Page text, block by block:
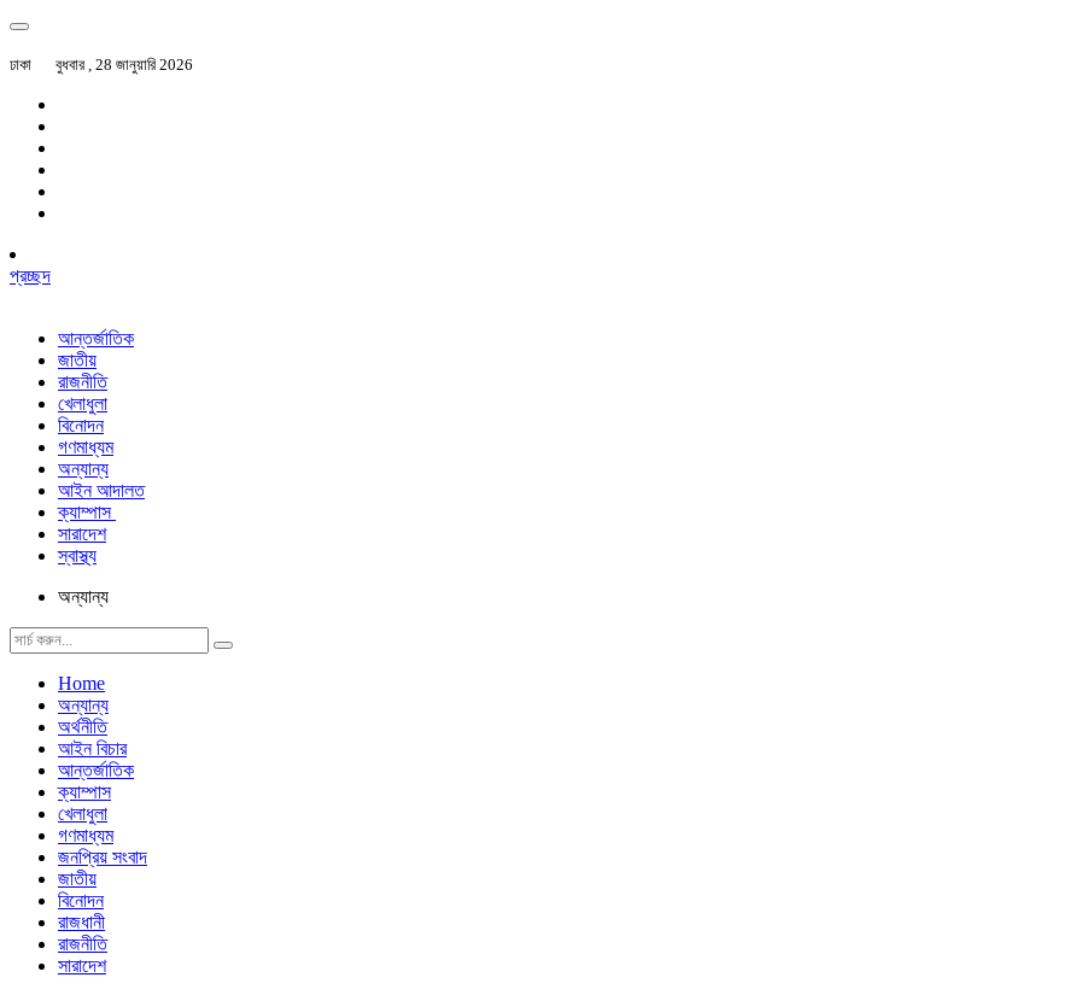
ঢাকা বুধবার , 28 জানুয়ারি 2026
প্রচ্ছদ
আন্তর্জাতিক
জাতীয়
রাজনীতি
খেলাধুলা
বিনোদন
গণমাধ্যম
অন্যান্য
আইন আদালত
ক্যাম্পাস
সারাদেশ
স্বাস্থ্য
অন্যান্য
Home
অন্যান্য
অর্থনীতি
আইন বিচার
আন্তর্জাতিক
ক্যাম্পাস
খেলাধুলা
গণমাধ্যম
জনপ্রিয় সংবাদ
জাতীয়
বিনোদন
রাজধানী
রাজনীতি
সারাদেশ